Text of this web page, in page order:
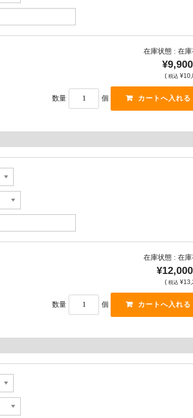
在庫状態 : 在庫
¥9,900
( 税込
数量 個
在庫状態 : 在庫
¥12,000
( 税込
数量 個